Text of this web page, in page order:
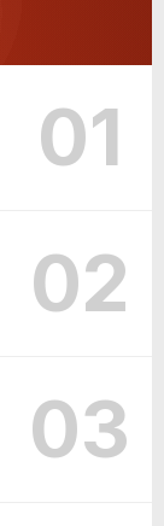
01
02
03